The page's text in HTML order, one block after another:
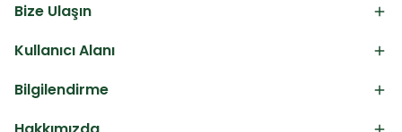
Bize Ulaşın
Kullanıcı Alanı
Bilgilendirme